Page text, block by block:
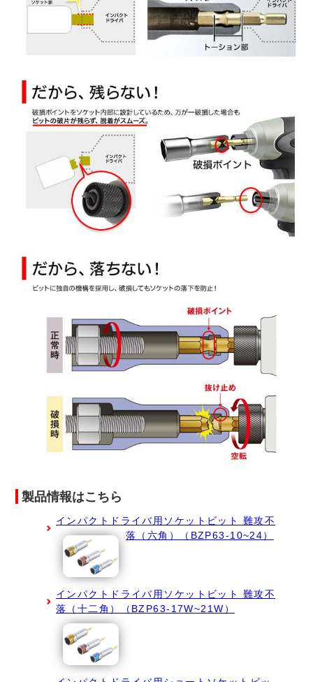
製品情報はこちら
インパクトドライバ用ソケットビット 難攻不
落（六角）（BZP63-10~24）
インパクトドライバ用ソケットビット 難攻不
落（十二角）（BZP63-17W~21W）